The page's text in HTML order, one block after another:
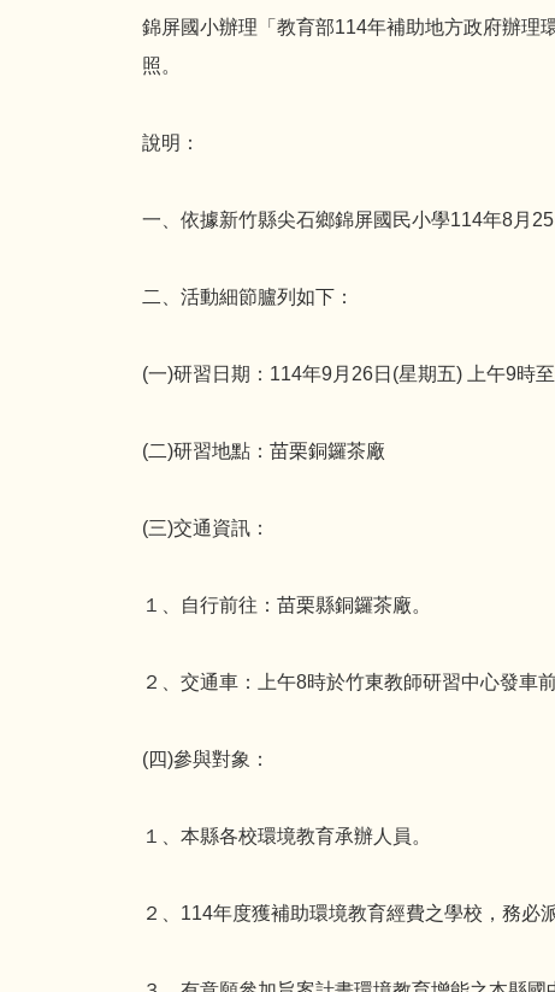
錦屏國小辦理「教育部114年補助地方政府辦理
照。
說明：
一、依據新竹縣尖石鄉錦屏國民小學114年8月
二、活動細節臚列如下：
(一)研習日期：114年9月26日(星期五) 上午9時至
(二)研習地點：苗栗銅鑼茶廠
(三)交通資訊：
１、自行前往：苗栗縣銅鑼茶廠。
２、交通車：上午8時於竹東教師研習中心發車前
(四)參與對象：
１、本縣各校環境教育承辦人員。
２、114年度獲補助環境教育經費之學校，務必